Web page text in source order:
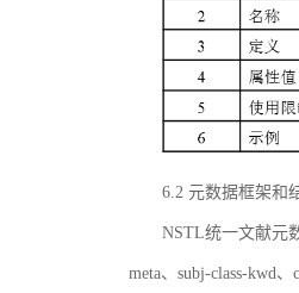
6.2 元数据框架和
NSTL统一文献元
meta、subj-class-kwd